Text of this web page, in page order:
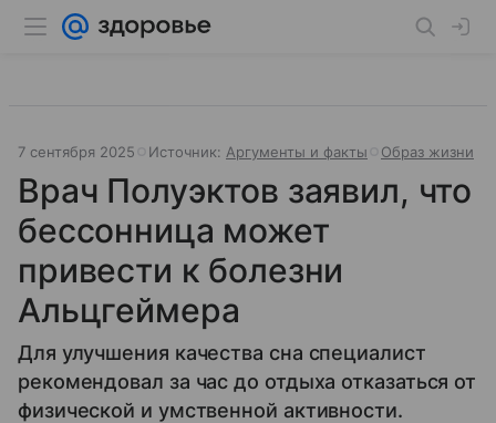
7 сентября 2025 Источник: Аргументы и факты Образ жизни
Врач Полуэктов заявил, что
бессонница может
привести к болезни
Альцгеймера
Для улучшения качества сна специалист
рекомендовал за час до отдыха отказаться от
физической и умственной активности.